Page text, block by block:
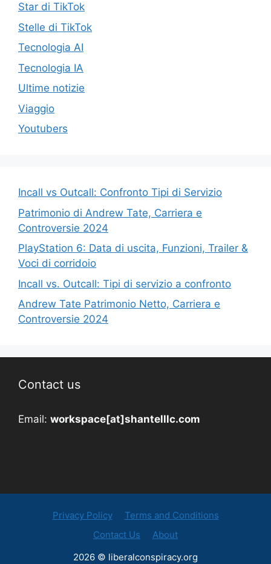
Star di TikTok
Stelle di TikTok
Tecnologia AI
Tecnologia IA
Ultime notizie
Viaggio
Youtubers
Incall vs Outcall: Confronto Tipi di Servizio
Patrimonio di Andrew Tate, Carriera e
Controversie 2024
PlayStation 6: Data di uscita, Funzioni, Trailer &
Voci di corridoio
Incall vs. Outcall: Tipi di servizio a confronto
Andrew Tate Patrimonio Netto, Carriera e
Controversie 2024
Contact us
Email: workspace[at]shantelllc.com
Privacy Policy
Terms and Conditions
Contact Us
About
2026 © liberalconspiracy.org